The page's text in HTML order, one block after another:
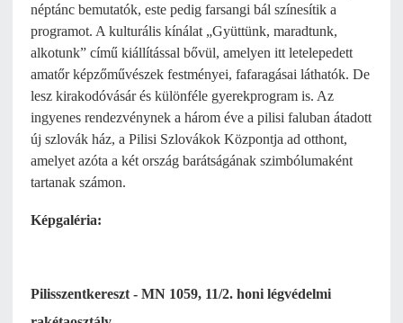
néptánc bemutatók, este pedig farsangi bál színesítik a
programot. A kulturális kínálat „Gyüttünk, maradtunk,
alkotunk” című kiállítással bővül, amelyen itt letelepedett
amatőr képzőművészek festményei, fafaragásai láthatók. De
lesz kirakodóvásár és különféle gyerekprogram is. Az
ingyenes rendezvénynek a három éve a pilisi faluban átadott
új szlovák ház, a Pilisi Szlovákok Központja ad otthont,
amelyet azóta a két ország barátságának szimbólumaként
tartanak számon.
Képgaléria:
Pilisszentkereszt - MN 1059, 11/2. honi légvédelmi